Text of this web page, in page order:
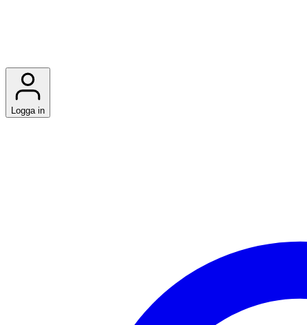
Logga in